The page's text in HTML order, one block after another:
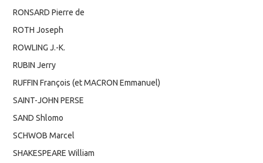
RONSARD Pierre de
ROTH Joseph
ROWLING J.-K.
RUBIN Jerry
RUFFIN François (et MACRON Emmanuel)
SAINT-JOHN PERSE
SAND Shlomo
SCHWOB Marcel
SHAKESPEARE William